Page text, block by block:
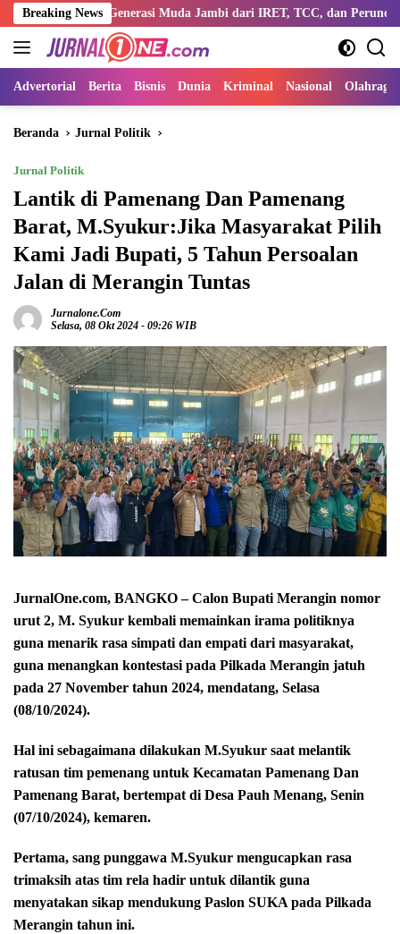
Langsung
ke
konten
Breaking News
Generasi Muda Jambi dari IRET, TCC, dan Perundungan
Advertorial Berita Bisnis Dunia Kriminal Nasional Olahraga
Beranda Jurnal Politik
Jurnal Politik
Lantik di Pamenang Dan Pamenang
Barat, M.Syukur:Jika Masyarakat Pilih
Kami Jadi Bupati, 5 Tahun Persoalan
Jalan di Merangin Tuntas
Jurnalone.com
Selasa, 08 Okt 2024 - 09:26 WIB
JurnalOne.com, BANGKO – Calon Bupati Merangin nomor
urut 2, M. Syukur kembali memainkan irama politiknya
guna menarik rasa simpati dan empati dari masyarakat,
guna menangkan kontestasi pada Pilkada Merangin jatuh
pada 27 November tahun 2024, mendatang, Selasa
(08/10/2024).
Hal ini sebagaimana dilakukan M.Syukur saat melantik
ratusan tim pemenang untuk Kecamatan Pamenang Dan
Pamenang Barat, bertempat di Desa Pauh Menang, Senin
(07/10/2024), kemaren.
Pertama, sang punggawa M.Syukur mengucapkan rasa
trimaksih atas tim rela hadir untuk dilantik guna
menyatakan sikap mendukung Paslon SUKA pada Pilkada
Merangin tahun ini.